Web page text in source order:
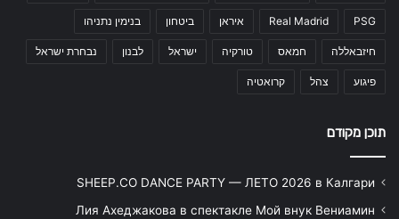
PSG
Real Madrid איראן ביטחון בנימין נתניהו
חיזבאללה חמאס טורקיה ישראל לבנון נבחרת ישראל
פיגוע צהל קרואטיה
תוכן מקודם
SHEEP.CO DANCE PARTY — ЛЕТО 2026 в Калгари
Лия Ахеджакова в спектакле Мой внук Вениамин